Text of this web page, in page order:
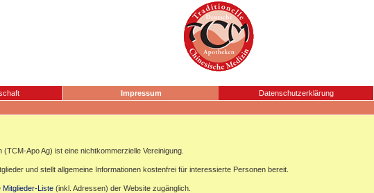
Impressum Datenschutzerklärung
Apo Ag) ist eine nichtkommerzielle Vereinigung.
und stellt allgemeine Informationen kostenfrei für interessierte Personen bereit.
Mitglieder-Liste (inkl. Adressen) der Website zugänglich.